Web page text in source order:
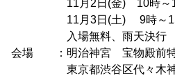
11月2日(金) 10時～
11月3日(土) 9時～
入場無料、雨天決行
会場 ：明治神宮 宝物殿前
東京都渋谷区代々木神